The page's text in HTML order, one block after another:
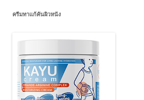
ครีมทาแก้คันผิวหนัง